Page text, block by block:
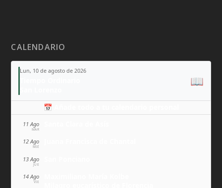
CALENDARIO
Lun, 10 de agosto de 2026
📖
📅 Añade todo a tu calendario personal
11 Ago
MAR
12 Ago
MIÉ
13 Ago
JUE
14 Ago
VIE